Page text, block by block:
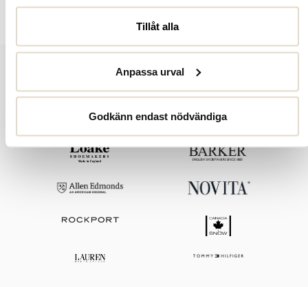
Tillåt alla
Anpassa urval
Godkänn endast nödvändiga
rand samt rem över foten i marinblå textil med logodetaljer.